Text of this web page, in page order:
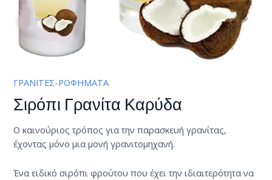
ΓΡΑΝΙΤΕΣ-ΡΟΦΗΜΑΤΑ
Σιρόπι Γρανίτα Καρύδα
Ο καινούριος τρόπος για την παρασκευή γρανίτας,
έχοντας μόνο μια μονή γρανιτομηχανή.
Ένα ειδικό σιρόπι φρούτου που έχει την ιδιαιτερότητα να